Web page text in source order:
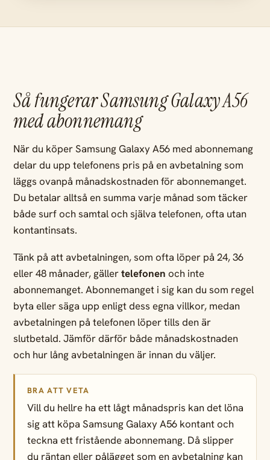
Så fungerar Samsung Galaxy A56
med abonnemang
När du köper Samsung Galaxy A56 med abonnemang
delar du upp telefonens pris på en avbetalning som
läggs ovanpå månadskostnaden för abonnemanget.
Du betalar alltså en summa varje månad som täcker
både surf och samtal och själva telefonen, ofta utan
kontantinsats.
Tänk på att avbetalningen, som ofta löper på 24, 36
eller 48 månader, gällertelefonen och inte
abonnemanget. Abonnemanget i sig kan du som regel
byta eller säga upp enligt dess egna villkor, medan
avbetalningen på telefonen löper tills den är
slutbetald. Jämför därför både månadskostnaden
och hur lång avbetalningen är innan du väljer.
BRA ATT VETA
Vill du hellre ha ett lågt månadspris kan det löna
sig att köpa Samsung Galaxy A56 kontant och
teckna ett fristående abonnemang. Då slipper
du räntan eller pålägget som en avbetalning kan